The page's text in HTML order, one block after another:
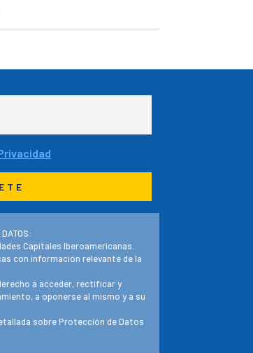
Capitales Iberoamericanas.
con información relevante de la
a acceder, rectificar y
a oponerse al mismo y a su
sobre Protección de Datos